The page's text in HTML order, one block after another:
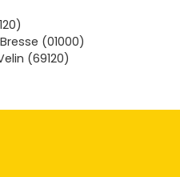
(01000)
(69120)